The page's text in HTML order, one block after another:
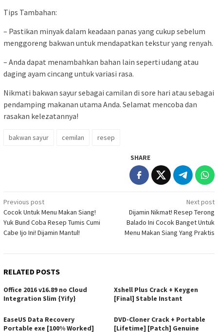
Tips Tambahan:
– Pastikan minyak dalam keadaan panas yang cukup sebelum
menggoreng bakwan untuk mendapatkan tekstur yang renyah.
– Anda dapat menambahkan bahan lain seperti udang atau
daging ayam cincang untuk variasi rasa.
Nikmati bakwan sayur sebagai camilan di sore hari atau sebagai
pendamping makanan utama Anda. Selamat mencoba dan
rasakan kelezatannya!
bakwan sayur cemilan resep
SHARE
Post
navigation
Previous post
Cocok Untuk Menu Makan Siang!
Yuk Bund Coba Resep Tumis Cumi
Cabe Ijo Ini! Dijamin Mantul!
Next post
Dijamin Nikmat! Resep Terong
Balado Ini Cocok Banget Untuk
Menu Makan Siang Yang Praktis
RELATED POSTS
Office 2016 v16.89 no Cloud
Integration Slim {Yify}
Xshell Plus Crack + Keygen
[Final] Stable Instant
EaseUS Data Recovery
Portable exe [100% Worked]
DVD-Cloner Crack + Portable
[Lifetime] [Patch] Genuine